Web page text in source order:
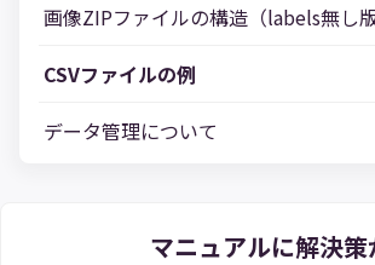
画像ZIPファイルの構造（labels無し版
CSVファイルの例
データ管理について
マニュアルに解決策